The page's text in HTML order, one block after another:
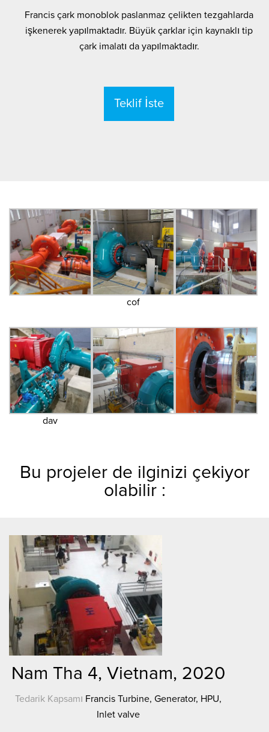
Francis çark monoblok paslanmaz çelikten tezgahlarda
işkenerek yapılmaktadır. Büyük çarklar için kaynaklı tip
çark imalatı da yapılmaktadır.
Teklif İste
cof
dav
Bu projeler de ilginizi çekiyor
olabilir :
Nam Tha 4, Vietnam, 2020
Tedarik Kapsamı Francis Turbine, Generator, HPU,
Inlet valve